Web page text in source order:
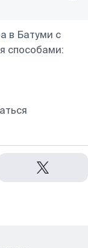
в Батуми с
способами: